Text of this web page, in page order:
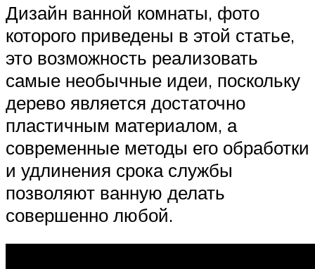
Дизайн ванной комнаты, фото
которого приведены в этой статье,
это возможность реализовать
самые необычные идеи, поскольку
дерево является достаточно
пластичным материалом, а
современные методы его обработки
и удлинения срока службы
позволяют ванную делать
совершенно любой.